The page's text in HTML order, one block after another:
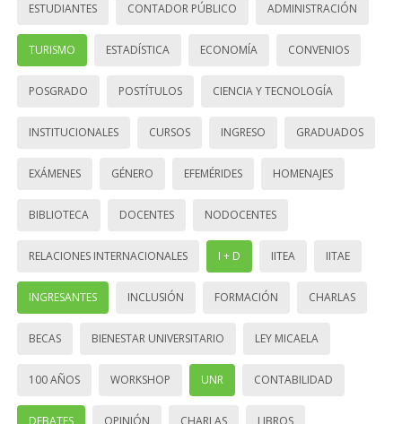
ESTUDIANTES CONTADOR PÚBLICO ADMINISTRACIÓN
TURISMO ESTADÍSTICA ECONOMÍA CONVENIOS
POSGRADO POSTÍTULOS CIENCIA Y TECNOLOGÍA
INSTITUCIONALES CURSOS INGRESO GRADUADOS
EXÁMENES GÉNERO EFEMÉRIDES HOMENAJES
BIBLIOTECA DOCENTES NODOCENTES
RELACIONES INTERNACIONALES I + D IITEA IITAE
INGRESANTES INCLUSIÓN FORMACIÓN CHARLAS
BECAS BIENESTAR UNIVERSITARIO LEY MICAELA
100 AÑOS WORKSHOP UNR CONTABILIDAD